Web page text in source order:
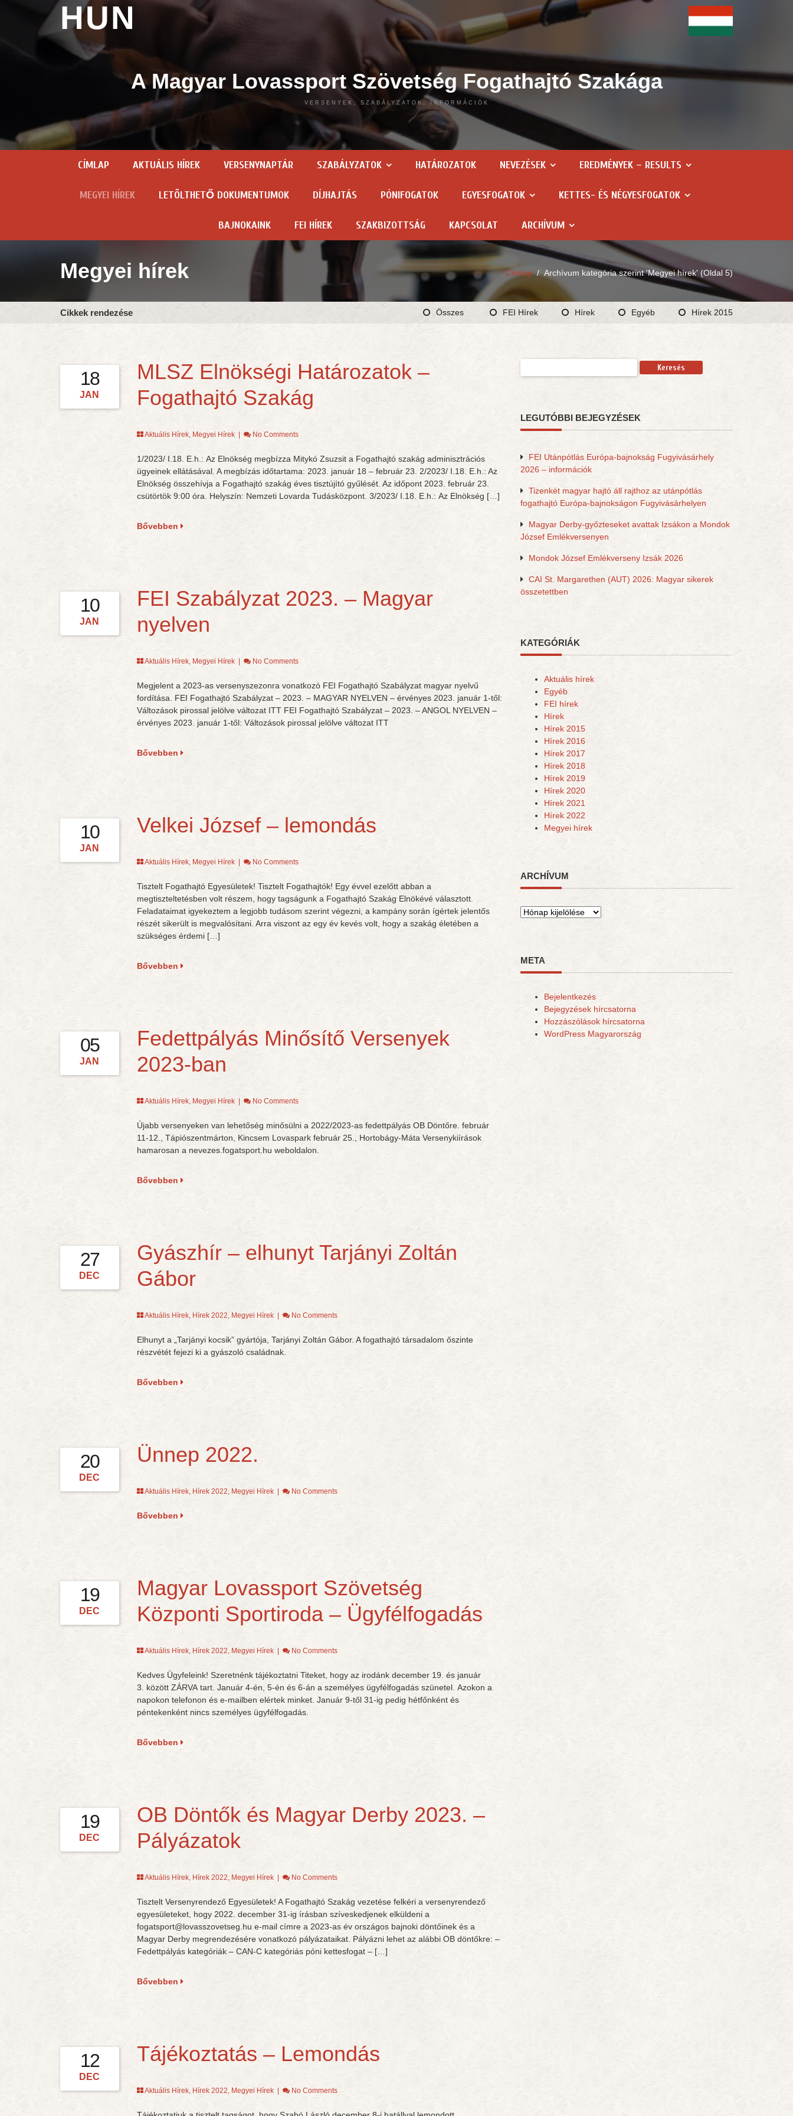
HUN
A Magyar Lovassport Szövetség Fogathajtó Szakága
VERSENYEK, SZABÁLYZATOK, INFORMÁCIÓK
CÍMLAP AKTUÁLIS HÍREK VERSENYNAPTÁR SZABÁLYZATOK HATÁROZATOK NEVEZÉSEK EREDMÉNYEK – RESULTS
MEGYEI HÍREK LETÖLTHETŐ DOKUMENTUMOK DÍJHAJTÁS PÓNIFOGATOK EGYESFOGATOK KETTES- ÉS NÉGYESFOGATOK
BAJNOKAINK FEI HÍREK SZAKBIZOTTSÁG KAPCSOLAT ARCHÍVUM
Címlap/Archívum kategória szerint 'Megyei hírek' (Oldal 5)
Megyei hírek
Cikkek rendezése Összes FEI Hírek Hírek Egyéb Hírek 2015
18
JAN
MLSZ Elnökségi Határozatok –
Fogathajtó Szakág
Aktuális Hírek, Megyei Hírek| No Comments
1/2023/ I.18. E.h.: Az Elnökség megbízza Mitykó Zsuzsit a Fogathajtó szakág adminisztrációs
ügyeinek ellátásával. A megbízás időtartama: 2023. január 18 – február 23. 2/2023/ I.18. E.h.: Az
Elnökség összehívja a Fogathajtó szakág éves tisztújító gyűlését. Az időpont 2023. február 23.
csütörtök 9:00 óra. Helyszín: Nemzeti Lovarda Tudásközpont. 3/2023/ I.18. E.h.: Az Elnökség […]
Bővebben
10
JAN
FEI Szabályzat 2023. – Magyar
nyelven
Aktuális Hírek, Megyei Hírek| No Comments
Megjelent a 2023-as versenyszezonra vonatkozó FEI Fogathajtó Szabályzat magyar nyelvű
fordítása. FEI Fogathajtó Szabályzat – 2023. – MAGYAR NYELVEN – érvényes 2023. január 1-től:
Változások pirossal jelölve változat ITT FEI Fogathajtó Szabályzat – 2023. – ANGOL NYELVEN –
érvényes 2023. január 1-től: Változások pirossal jelölve változat ITT
Bővebben
10
JAN
Velkei József – lemondás
Aktuális Hírek, Megyei Hírek| No Comments
Tisztelt Fogathajtó Egyesületek! Tisztelt Fogathajtók! Egy évvel ezelőtt abban a
megtiszteltetésben volt részem, hogy tagságunk a Fogathajtó Szakág Elnökévé választott.
Feladataimat igyekeztem a legjobb tudásom szerint végezni, a kampány során ígértek jelentős
részét sikerült is megvalósítani. Arra viszont az egy év kevés volt, hogy a szakág életében a
szükséges érdemi […]
Bővebben
05
JAN
Fedettpályás Minősítő Versenyek
2023-ban
Aktuális Hírek, Megyei Hírek| No Comments
Újabb versenyeken van lehetőség minősülni a 2022/2023-as fedettpályás OB Döntőre. február
11-12., Tápiószentmárton, Kincsem Lovaspark február 25., Hortobágy-Máta Versenykiírások
hamarosan a nevezes.fogatsport.hu weboldalon.
Bővebben
27
DEC
Gyászhír – elhunyt Tarjányi Zoltán
Gábor
Aktuális Hírek, Hírek 2022, Megyei Hírek| No Comments
Elhunyt a „Tarjányi kocsik” gyártója, Tarjányi Zoltán Gábor. A fogathajtó társadalom őszinte
részvétét fejezi ki a gyászoló családnak.
Bővebben
20
DEC
Ünnep 2022.
Aktuális Hírek, Hírek 2022, Megyei Hírek| No Comments
Bővebben
19
DEC
Magyar Lovassport Szövetség
Központi Sportiroda – Ügyfélfogadás
Aktuális Hírek, Hírek 2022, Megyei Hírek| No Comments
Kedves Ügyfeleink! Szeretnénk tájékoztatni Titeket, hogy az irodánk december 19. és január
3. között ZÁRVA tart. Január 4-én, 5-én és 6-án a személyes ügyfélfogadás szünetel. Azokon a
napokon telefonon és e-mailben elértek minket. Január 9-től 31-ig pedig hétfőnként és
péntekenként nincs személyes ügyfélfogadás.
Bővebben
19
DEC
OB Döntők és Magyar Derby 2023. –
Pályázatok
Aktuális Hírek, Hírek 2022, Megyei Hírek| No Comments
Tisztelt Versenyrendező Egyesületek! A Fogathajtó Szakág vezetése felkéri a versenyrendező
egyesületeket, hogy 2022. december 31-ig írásban szíveskedjenek elküldeni a
fogatsport@lovasszovetseg.hu e-mail címre a 2023-as év országos bajnoki döntőinek és a
Magyar Derby megrendezésére vonatkozó pályázataikat. Pályázni lehet az alábbi OB döntőkre: –
Fedettpályás kategóriák – CAN-C kategóriás póni kettesfogat – […]
Bővebben
12
DEC
Tájékoztatás – Lemondás
Aktuális Hírek, Hírek 2022, Megyei Hírek| No Comments
LEGUTÓBBI BEJEGYZÉSEK
FEI Utánpótlás Európa-bajnokság Fugyivásárhely
2026 – információk
Tizenkét magyar hajtó áll rajthoz az utánpótlás
fogathajtó Európa-bajnokságon Fugyivásárhelyen
Magyar Derby-győzteseket avattak Izsákon a Mondok
József Emlékversenyen
Mondok József Emlékverseny Izsák 2026
CAI St. Margarethen (AUT) 2026: Magyar sikerek
összetettben
KATEGÓRIÁK
Aktuális hírek
Egyéb
FEI hírek
Hírek
Hírek 2015
Hírek 2016
Hírek 2017
Hírek 2018
Hírek 2019
Hírek 2020
Hírek 2021
Hírek 2022
Megyei hírek
ARCHÍVUM
Archívum
META
Bejelentkezés
Bejegyzések hírcsatorna
Hozzászólások hírcsatorna
WordPress Magyarország